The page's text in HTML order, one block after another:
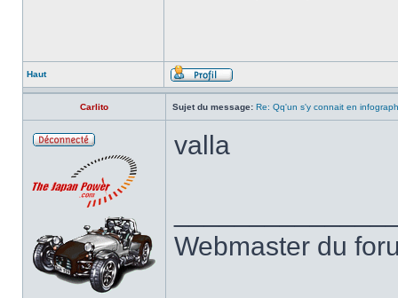
Haut
Carlito Sujet du message: Re: Qq'un s'y connait en
valla
Webmaster du